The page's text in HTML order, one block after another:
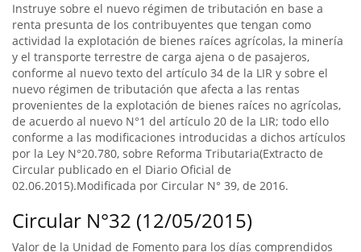
Instruye sobre el nuevo régimen de tributación en base a
renta presunta de los contribuyentes que tengan como
actividad la explotación de bienes raíces agrícolas, la minería
y el transporte terrestre de carga ajena o de pasajeros,
conforme al nuevo texto del artículo 34 de la LIR y sobre el
nuevo régimen de tributación que afecta a las rentas
provenientes de la explotación de bienes raíces no agrícolas,
de acuerdo al nuevo N°1 del artículo 20 de la LIR; todo ello
conforme a las modificaciones introducidas a dichos artículos
por la Ley N°20.780, sobre Reforma Tributaria(Extracto de
Circular publicado en el Diario Oficial de
02.06.2015).Modificada por Circular N° 39, de 2016.
Circular N°32 (12/05/2015)
Valor de la Unidad de Fomento para los días comprendidos